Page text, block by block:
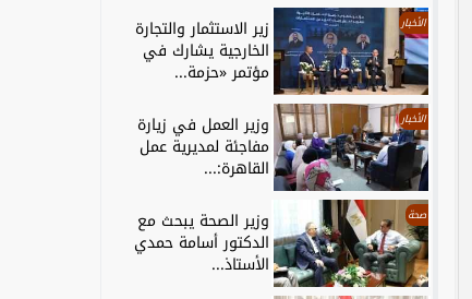
الأخبار زير الاستثمار والتجارة
الخارجية يشارك في
مؤتمر «حزمة...
الأخبار وزير العمل في زيارة
مفاجئة لمديرية عمل
القاهرة:...
صحة وزير الصحة يبحث مع
الدكتور أسامة حمدي
الأستاذ...